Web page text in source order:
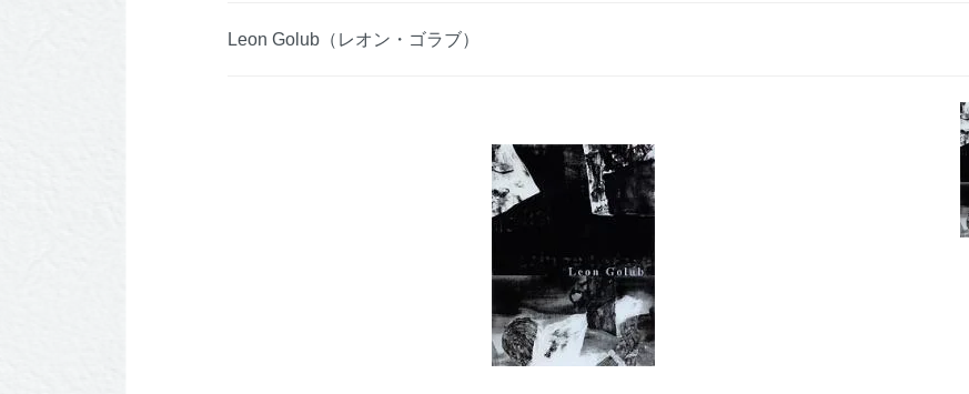
Leon Golub（レオン・ゴラブ）